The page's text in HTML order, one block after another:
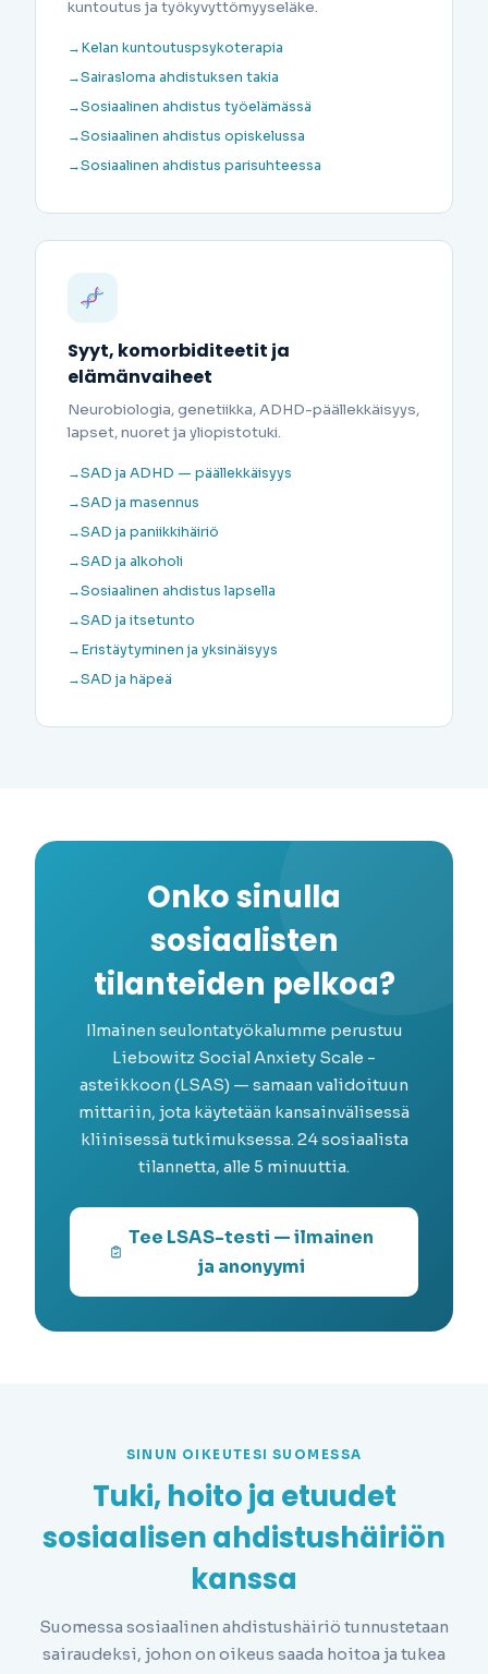
kuntoutus ja työkyvyttömyyseläke.
Kelan kuntoutuspsykoterapia
Sairasloma ahdistuksen takia
Sosiaalinen ahdistus työelämässä
Sosiaalinen ahdistus opiskelussa
Sosiaalinen ahdistus parisuhteessa
Syyt, komorbiditeetit ja
elämänvaiheet
Neurobiologia, genetiikka, ADHD-päällekkäisyys,
lapset, nuoret ja yliopistotuki.
SAD ja ADHD — päällekkäisyys
SAD ja masennus
SAD ja paniikkihäiriö
SAD ja alkoholi
Sosiaalinen ahdistus lapsella
SAD ja itsetunto
Eristäytyminen ja yksinäisyys
SAD ja häpeä
Onko sinulla
sosiaalisten
tilanteiden pelkoa?
Ilmainen seulontatyökalumme perustuu
Liebowitz Social Anxiety Scale -
asteikkoon (LSAS) — samaan validoituun
mittariin, jota käytetään kansainvälisessä
kliinisessä tutkimuksessa. 24 sosiaalista
tilannetta, alle 5 minuuttia.
Tee LSAS-testi — ilmainen
ja anonyymi
SINUN OIKEUTESI SUOMESSA
Tuki, hoito ja etuudet
sosiaalisen ahdistushäiriön
kanssa
Suomessa sosiaalinen ahdistushäiriö tunnustetaan
sairaudeksi, johon on oikeus saada hoitoa ja tukea